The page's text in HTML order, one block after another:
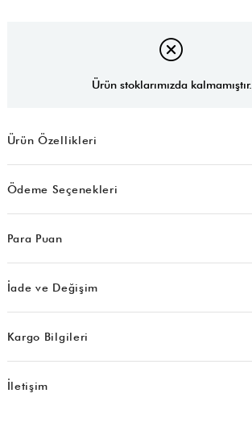
Ürün stoklarımızda kalmamıştır.
Ürün Özellikleri
Ödeme Seçenekleri
Para Puan
İade ve Değişim
Kargo Bilgileri
İletişim